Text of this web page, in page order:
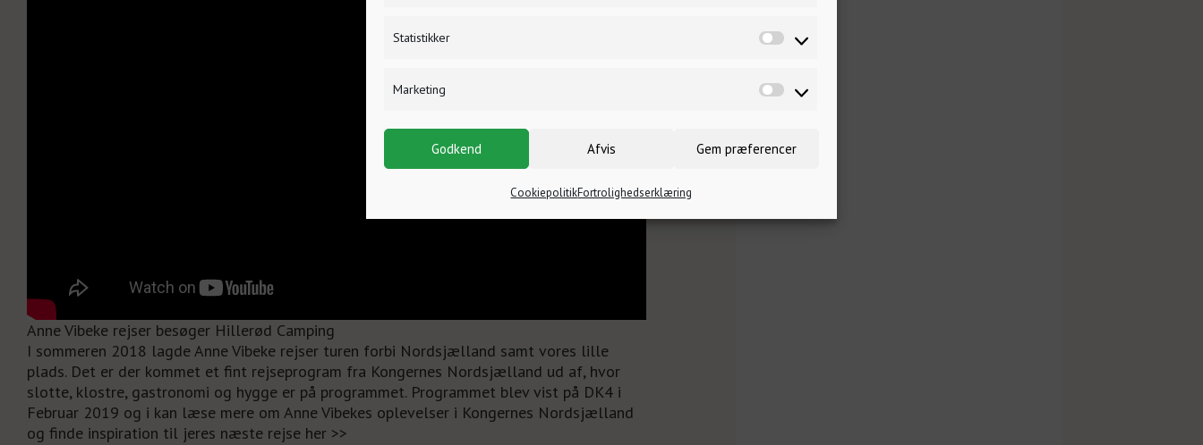
Statistikker
Marketing
Godkend Afvis Gem præferencer
CookiepolitikFortrolighedserklæring
Anne Vibeke rejser besøger Hillerød Camping
I sommeren 2018 lagde Anne Vibeke rejser turen forbi Nordsjælland samt vores lille
plads. Det er der kommet et fint rejseprogram fra Kongernes Nordsjælland ud af, hvor
slotte, klostre, gastronomi og hygge er på programmet. Programmet blev vist på DK4 i
Februar 2019 og i kan læse mere om Anne Vibekes oplevelser i Kongernes Nordsjælland
og finde inspiration til jeres næste rejse her >>